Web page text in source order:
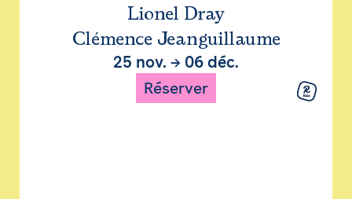
Lionel Dray
Clémence Jeanguillaume
25 nov. → 06 déc.
Réserver